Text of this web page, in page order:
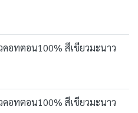
อทตอน100% สีเขียวมะนาว
อทตอน100% สีเขียวมะนาว